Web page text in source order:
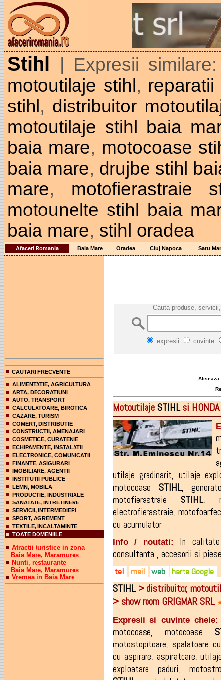
Stihl
| Expresii
motoutilaje stihl ,
stihl , distribuitor
motoutilaje stihl baia
baia mare, motocoase
baia mare, drujbe stihl
mare, motofierastraie
motounelte stihl baia
baia mare, stihl oradea
Afaceri Romania Baia Mare Oradea Cluj Napoca Satu
CAUTARI FRECVENTE
ALIMENTATIE, AGRICULTURA
ARTA, DECORATIUNI
AUTO, TRANSPORT
CALCULATOARE, BIROTICA
CAZARE, TURISM
COMERT, DISTRIBUTIE
CONSTRUCTII, AMENAJARI
COSMETICE, CURATENIE
ECHIPAMENTE, INSTALATII
ELECTRONICE, COMUNICATII
FINANTE, ASIGURARI
IMOBILIARE, AGENTII
INSTITUTII PUBLICE
LEMN, MOBILA
PRODUCTIE, INDUSTRIALE
SANATATE, INTRETINERE
SERVICII, INTERMEDIERI
SPORT, AGREMENT
TEXTILE, INCALTAMINTE
TOATE DOMENIILE
Atractii turistice in zona
Baia Mare, Maramures
Nunti, restaurante
Baia Mare, Maramures
Vremea in Baia Mare
Cauta produse,
expresii cuvinte
MotoutilajeSTIHLsi
utilaje gradinarit, utilaje
motocoase STIHL,
motofierastraie STIHL,
electrofierastraie,
cu acumulator
Info / noutati: In
consultanta , accesorii si
tel
0262-211.626
0740-225.508
mail
grigmar@rdsmail.ro
web
grigmar.ro
harta Google
STIHL> distribuitor,
> show room GRIGMAR SRL
Expresii si cuvinte cheie:
motocoase,motocoase
motostopitoare, spalatoare
cu aspirare, aspiratoare,
exploatare paduri,